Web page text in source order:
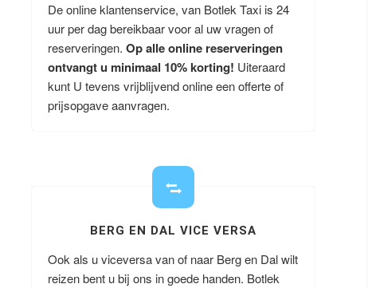
De online klantenservice, van Botlek Taxi is 24
uur per dag bereikbaar voor al uw vragen of
reserveringen.Op alle online reserveringen
ontvangt u minimaal 10% korting! Uiteraard
kunt U tevens vrijblijvend online een offerte of
prijsopgave aanvragen.
BERG EN DAL VICE VERSA
Ook als u viceversa van of naar Berg en Dal wilt
reizen bent u bij ons in goede handen. Botlek